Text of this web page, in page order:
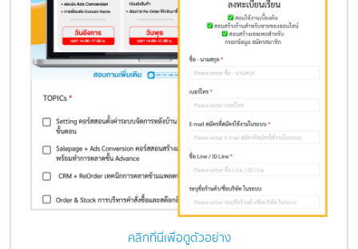
คลิกที่นี่เพื่อดูตัวอย่าง